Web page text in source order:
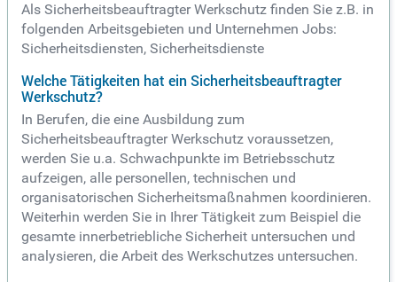
Als Sicherheitsbeauftragter Werkschutz finden Sie z.B. in
folgenden Arbeitsgebieten und Unternehmen Jobs:
Sicherheitsdiensten, Sicherheitsdienste
Welche Tätigkeiten hat ein Sicherheitsbeauftragter
Werkschutz?
In Berufen, die eine Ausbildung zum
Sicherheitsbeauftragter Werkschutz voraussetzen,
werden Sie u.a. Schwachpunkte im Betriebsschutz
aufzeigen, alle personellen, technischen und
organisatorischen Sicherheitsmaßnahmen koordinieren.
Weiterhin werden Sie in Ihrer Tätigkeit zum Beispiel die
gesamte innerbetriebliche Sicherheit untersuchen und
analysieren, die Arbeit des Werkschutzes untersuchen.